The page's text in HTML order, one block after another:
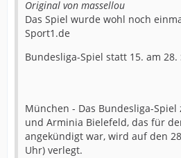
Original von massellou
Das Spiel wurde wohl noch
Sport1.de
Bundesliga-Spiel statt 15. am
München - Das Bundesliga-
und Arminia Bielefeld, das für
angekündigt war, wird auf den
Uhr) verlegt.